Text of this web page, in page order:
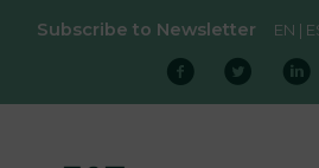
Subscribe to Newsletter EN